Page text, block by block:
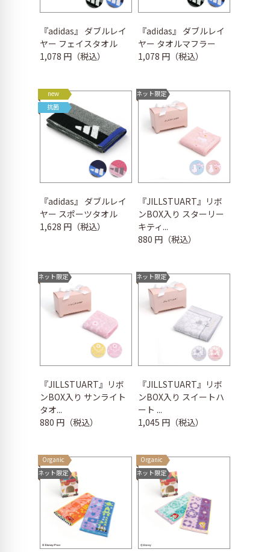
『adidas』 ダブルレイ
ヤー フェイスタオル
1,078 円（税込）
『adidas』 ダブルレイ
ヤー タオルマフラー
1,078 円（税込）
new
抗菌
『adidas』 ダブルレイ
ヤー スポーツタオル
1,628 円（税込）
ネット限定
『JILLSTUART』リボ
ンBOX入り スターリー
キティ...
880 円（税込）
ネット限定
『JILLSTUART』リボ
ンBOX入り サンライト
タオ...
880 円（税込）
ネット限定
『JILLSTUART』リボ
ンBOX入り スイートハ
ート ...
1,045 円（税込）
Organic
ネット限定
Organic
ネット限定